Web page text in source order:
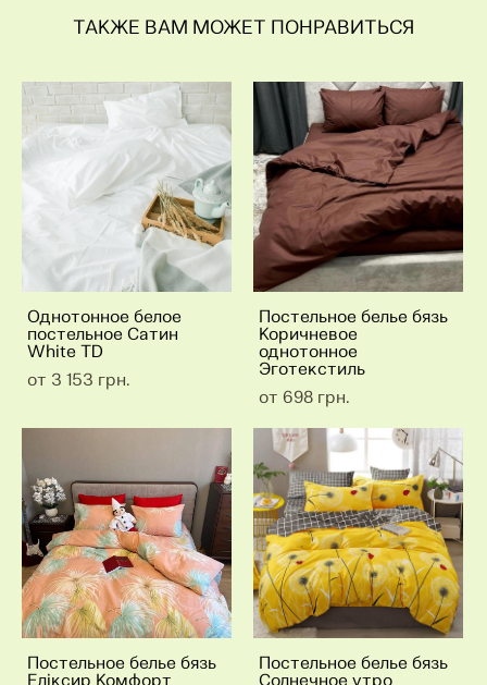
ТАКЖЕ ВАМ МОЖЕТ ПОНРАВИТЬСЯ
Однотонное белое
постельное Сатин
White TD
от 3 153 грн.
Постельное белье бязь
Коричневое
однотонное
Эготекстиль
от 698 грн.
Постельное белье бязь
Еліксир Комфорт
Постельное белье бязь
Солнечное утро